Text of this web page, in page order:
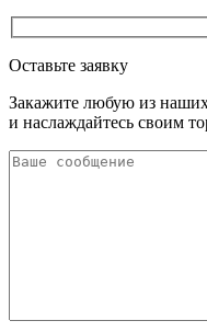
Оставьте заявку
Закажите любую из
и наслаждайтесь своим